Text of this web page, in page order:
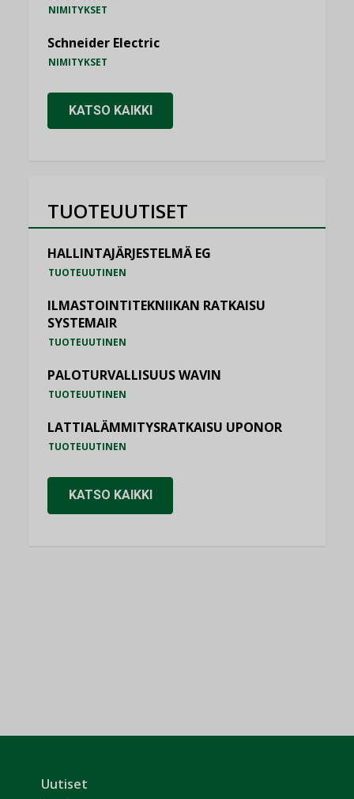
NIMITYKSET
Schneider Electric
NIMITYKSET
KATSO KAIKKI
TUOTEUUTISET
HALLINTAJÄRJESTELMÄ EG
TUOTEUUTINEN
ILMASTOINTITEKNIIKAN RATKAISU
SYSTEMAIR
TUOTEUUTINEN
PALOTURVALLISUUS WAVIN
TUOTEUUTINEN
LATTIALÄMMITYSRATKAISU UPONOR
TUOTEUUTINEN
KATSO KAIKKI
Uutiset